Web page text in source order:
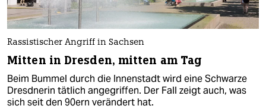
Rassistischer Angriff in Sachsen
Mitten in Dresden, mitten am Tag
Beim Bummel durch die Innenstadt wird eine Schwarze
Dresdnerin tätlich an­ge­griffen. Der Fall zeigt auch, was
sich seit den 90ern verändert hat.